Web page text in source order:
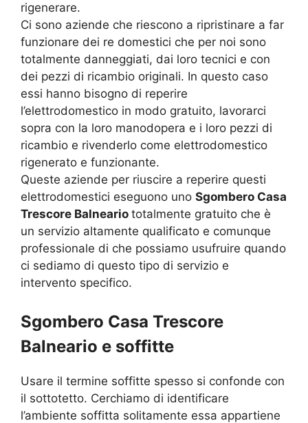
rigenerare.
Ci sono aziende che riescono a ripristinare a far
funzionare dei re domestici che per noi sono
totalmente danneggiati, dai loro tecnici e con
dei pezzi di ricambio originali. In questo caso
essi hanno bisogno di reperire
l’elettrodomestico in modo gratuito, lavorarci
sopra con la loro manodopera e i loro pezzi di
ricambio e rivenderlo come elettrodomestico
rigenerato e funzionante.
Queste aziende per riuscire a reperire questi
elettrodomestici eseguono uno Sgombero Casa
Trescore Balneario totalmente gratuito che è
un servizio altamente qualificato e comunque
professionale di che possiamo usufruire quando
ci sediamo di questo tipo di servizio e
intervento specifico.
Sgombero Casa Trescore
Balneario e soffitte
Usare il termine soffitte spesso si confonde con
il sottotetto. Cerchiamo di identificare
l’ambiente soffitta solitamente essa appartiene